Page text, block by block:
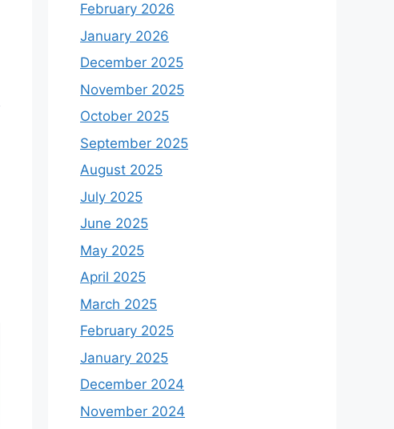
February 2026
January 2026
December 2025
November 2025
October 2025
September 2025
August 2025
July 2025
June 2025
May 2025
April 2025
March 2025
February 2025
January 2025
December 2024
November 2024